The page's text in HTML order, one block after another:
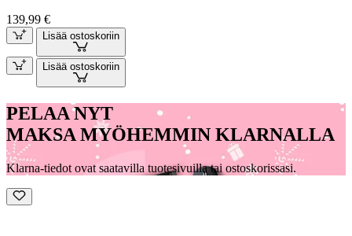
139,99 €
Lisää ostoskoriin
Lisää ostoskoriin
PELAA NYT
MAKSA MYÖHEMMIN KLARNALLA
Klarna-tiedot ovat saatavilla tuotesivuilla tai ostoskorissasi.